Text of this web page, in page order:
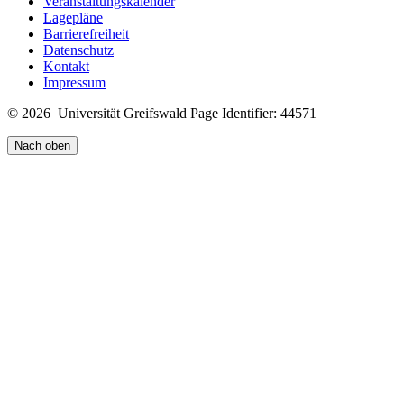
Lagepläne
Barrierefreiheit
Datenschutz
Kontakt
Impressum
© 2026 Universität Greifswald Page Identifier: 44571
Nach oben